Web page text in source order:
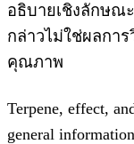
อธิบายเชิงลักษ
กล่าวไม่ใช่ผลกา
คุณภาพ
Terpene, effect,
general